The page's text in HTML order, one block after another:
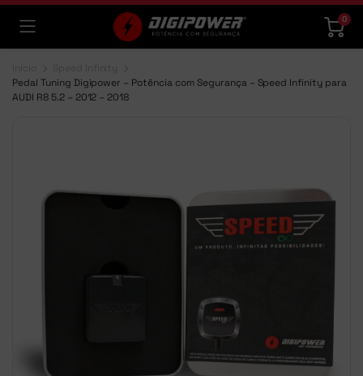
0
Pedal Tuning Digipower – Potência com Segurança – Speed Infinity para
AUDI R8 5.2 – 2012 – 2018